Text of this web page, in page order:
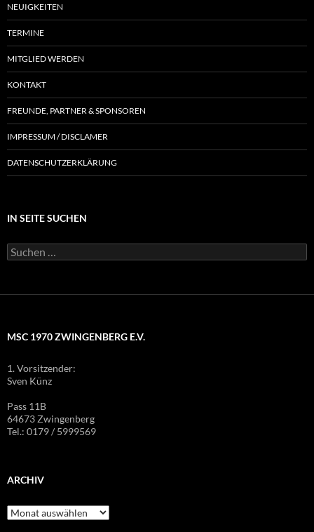
NEUIGKEITEN
TERMINE
MITGLIED WERDEN
KONTAKT
FREUNDE, PARTNER & SPONSOREN
IMPRESSUM / DISCLAMER
DATENSCHUTZERKLÄRUNG
IN SEITE SUCHEN
MSC 1970 ZWINGENBERG E.V.
1. Vorsitzender:
Sven Künz
Pass 11B
64673 Zwingenberg
Tel.: 0179 / 5999569
ARCHIV